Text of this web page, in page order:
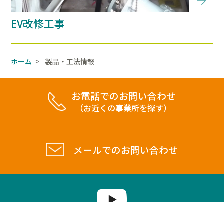
EV改修工事
ホーム > 製品・工法情報
お電話でのお問い合わせ
（お近くの事業所を探す）
メールでのお問い合わせ